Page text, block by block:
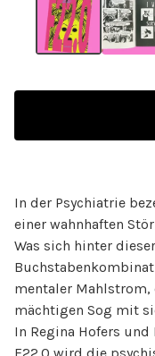
In der Psychiatrie
einer wahnhaften
Was sich hinter
mentaler
mächtigen Sog mit
In Regina Hofers